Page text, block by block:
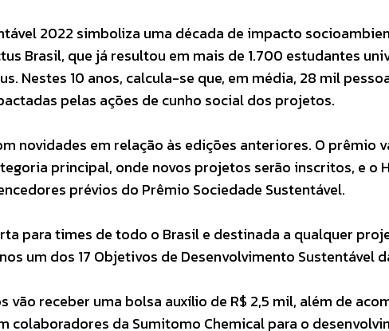
2022 simboliza uma década de impacto
Brasil, que já resultou em mais de 1.700 estudantes
Nestes 10 anos, calcula-se que, em média, 28 mil
pelas ações de cunho social dos projetos.
novidades em relação às edições anteriores. O prêmio
principal, onde novos projetos serão inscritos, e o
prévios do Prêmio Sociedade Sustentável.
para times de todo o Brasil e destinada a qualquer
um dos 17 Objetivos de Desenvolvimento Sustentável
vão receber uma bolsa auxílio de R$ 2,5 mil, além de
colaboradores da Sumitomo Chemical para o